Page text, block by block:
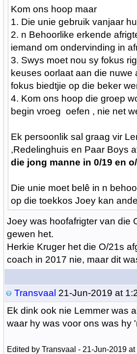
Kom ons hoop maar
1. Die unie gebruik vanjaar
2. n Behoorlike erkende
iemand om ondervinding in
3. Swys moet nou sy fokus
keuses oorlaat aan die nuwe
fokus biedtjie op die beker
4. Kom ons hoop die groep
begin vroeg oefen , nie net
Ek persoonlik sal graag vir
,Redelinghuis en Paar Boys
die jong manne in 0/19 en
Die unie moet belê in n
op die toekkos Joey kan
Joey was hoofafrigter van die
gewen het.
Herkie Kruger het die O/21s
coach in 2017 nie, maar dit
Transvaal 21-Jun-2019 at
Ek dink ook nie Lemmer was
waar hy was voor ons was hy
Edited by Transvaal - 21-Jun-2019 at